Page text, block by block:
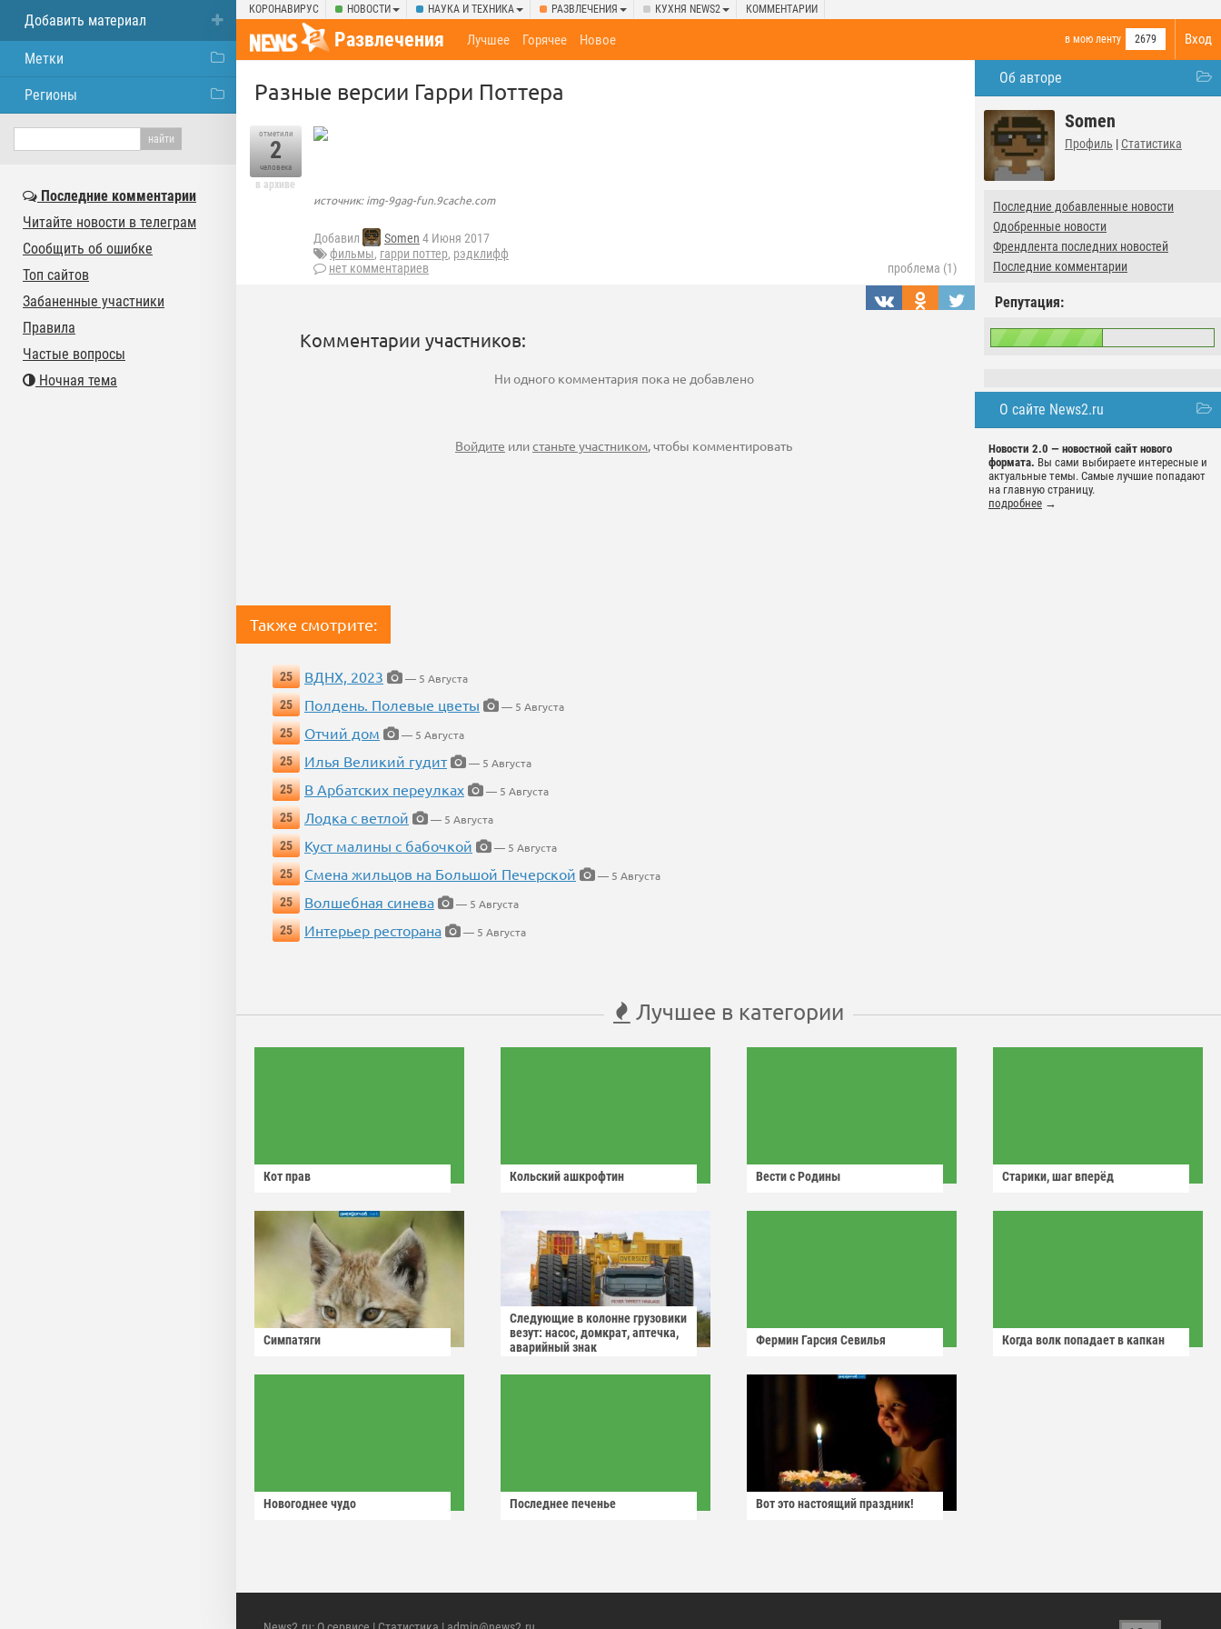
КОРОНАВИРУС НОВОСТИ НАУКА И ТЕХНИКА РАЗВЛЕЧЕНИЯ КУХНЯ NEWS2 КОММЕНТАРИИ
Вход
Развлечения в мою ленту 2679
Лучшее Горячее Новое
Об авторе
Somen
Профиль | Статистика
Последние добавленные новости
Одобренные новости
Френдлента последних новостей
Последние комментарии
Репутация:
О сайте News2.ru
Новости 2.0 — новостной сайт нового
формата. Вы сами выбираете интересные и
актуальные темы. Самые лучшие попадают
на главную страницу.
подробнее →
Разные версии Гарри Поттера
отметили
2
человека
в архиве
источник: img-9gag-fun.9cache.com
Добавил Somen 4 Июня 2017
фильмы, гарри поттер, рэдклифф
нет комментариев
проблема (1)
Комментарии участников:
Ни одного комментария пока не добавлено
Войдите илистаньте участником, чтобы комментировать
Также смотрите:
25 ВДНХ, 2023
— 5 Августа
25
Полдень. Полевые цветы
— 5 Августа
25
Отчий дом
— 5 Августа
25
Илья Великий гудит
— 5 Августа
25
В Арбатских переулках
— 5 Августа
25
Лодка с ветлой
— 5 Августа
25
Куст малины с бабочкой
— 5 Августа
25
Смена жильцов на Большой Печерской
— 5 Августа
25
Волшебная синева
— 5 Августа
25
Интерьер ресторана — 5 Августа
Лучшее в категории
Кот прав Кольский ашкрофтин Вести с Родины Старики, шаг вперёд
Симпатяги
Следующие в колонне грузовики
везут: насос, домкрат, аптечка,
аварийный знак
Фермин Гарсия Севилья Когда волк попадает в капкан
Новогоднее чудо Последнее печенье Вот это настоящий праздник!
Добавить материал
Метки
Регионы
Последние комментарии
Читайте новости в телеграм
Сообщить об ошибке
Топ сайтов
Забаненные участники
Правила
Частые вопросы
Ночная тема